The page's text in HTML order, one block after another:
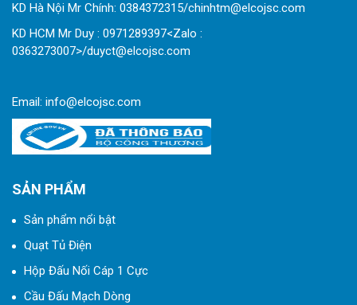
KD Hà Nội Mr Chính: 0384372315/chinhtm@elcojsc.com
KD HCM Mr Duy : 0971289397<Zalo :
0363273007>/duyct@elcojsc.com
Email: info@elcojsc.com
SẢN PHẨM
Sản phẩm nổi bật
Quạt Tủ Điện
Hộp Đấu Nối Cáp 1 Cực
Cầu Đấu Mạch Dòng